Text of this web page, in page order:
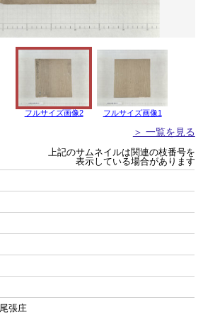
フルサイズ画像2 フルサイズ画像1
＞ 一覧を見る
上記のサムネイルは関連の枝番号を
表示している場合があります
張庄